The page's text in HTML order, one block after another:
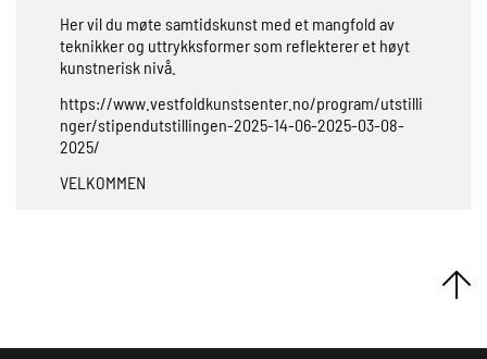
Her vil du møte samtidskunst med et mangfold av
teknikker og uttrykksformer som reflekterer et høyt
kunstnerisk nivå.
https://www.vestfoldkunstsenter.no/program/utstilli
nger/stipendutstillingen-2025-14-06-2025-03-08-
2025/
VELKOMMEN